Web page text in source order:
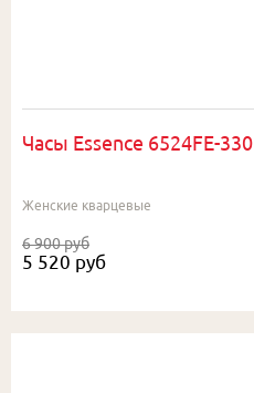
Часы Essence 6524FE-330
Женские кварцевые
6 900 руб
5 520 руб